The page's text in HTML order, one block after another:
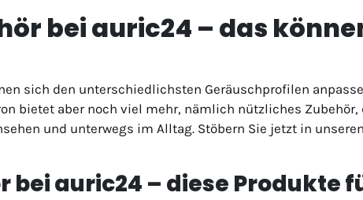
bei auric24 – das
sich den unterschiedlichsten Geräuschprofilen
bietet aber noch viel mehr, nämlich nützliches
und unterwegs im Alltag. Stöbern Sie jetzt in
bei auric24 – diese Produkte